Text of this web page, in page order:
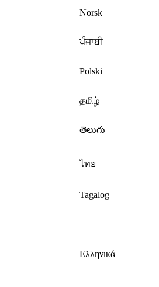
Norsk
ਪੰਜਾਬੀ
Polski
தமிழ்
తెలుగు
ไทย
Tagalog
Ελληνικά